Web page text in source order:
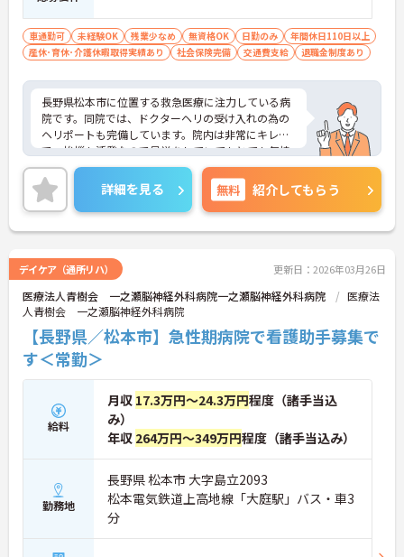
車通勤可 未経験OK 残業少なめ 無資格OK 日勤のみ
年間休日110日以上
産休･育休･介護休暇取得実績あり
社会保険完備 交通費支給 退職金制度あり
長野県松本市に位置する救急医療に注力している病
院です。同院では、ドクターヘリの受け入れの為の
ヘリポートも完備しています。院内は非常にキレイ
で、挨拶も活発なので見学をしていてもとても気持
ちがいいです。在籍スタッフへのアンケートの中で
も、雰囲気の良さが一番に挙がるなど、固い結束力
がウリの一つ。
ご興味のある方はお気軽にお問い合わせ下さい。
詳細を見る 無料 紹介してもらう
デイケア（通所リハ） 更新日：2026年03月26日
医療法人青樹会 一之瀬脳神経外科病院一之瀬脳神経外科病院
医療法
人青樹会 一之瀬脳神経外科病院
【長野県／松本市】急性期病院で看護助手募集で
す＜常勤＞
給料
月収 17.3万円～24.3万円程度（諸手当込
み）
年収 264万円～349万円程度（諸手当込み）
勤務地
長野県 松本市 大字島立2093
松本電気鉄道上高地線「大庭駅」バス・車3
分